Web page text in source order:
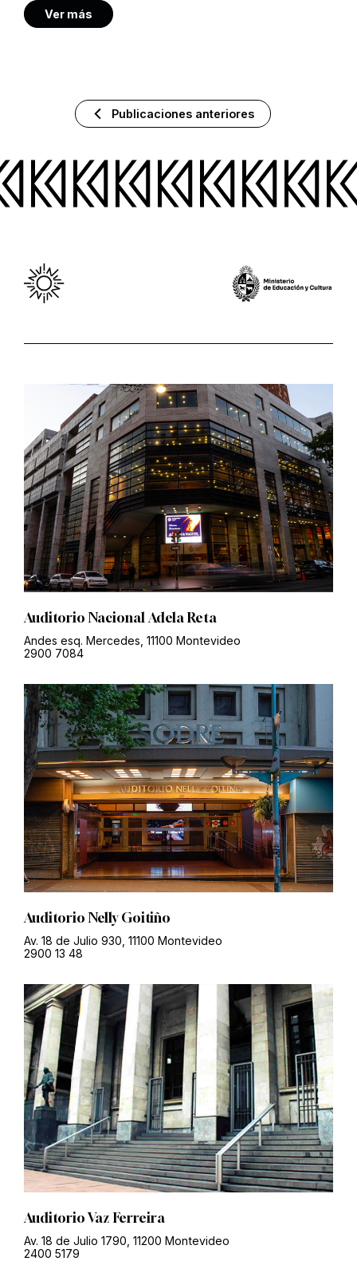
Ver más
Publicaciones anteriores
Auditorio Nacional Adela Reta
Andes esq. Mercedes, 11100 Montevideo
2900 7084
Auditorio Nelly Goitiño
Av. 18 de Julio 930, 11100 Montevideo
2900 13 48
Auditorio Vaz Ferreira
Av. 18 de Julio 1790, 11200 Montevideo
2400 5179